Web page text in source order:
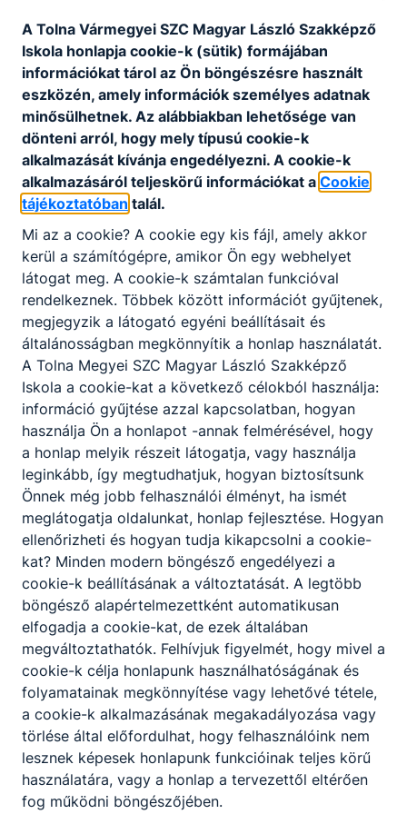
feladatokat. A szakképzettséggel rendelkező
elhelyezkedhet a gazdasági szférában –
elsősorban kis- és középvállalkozásoknál –
ügyintézőként, de akár továbbtanulhat a
gazdasági felsőoktatásban vagy magasabb szintű
képesítést szerezhet, mint pl.: mérlegképes
könyvelő, adótanácsadó, banki szakember,
vámszakember.
KOMPETENCIAELVÁRÁS
Agilis, jó kommunikációs készég,
problémamegoldó- és szervezőképesség,
csapatmunka, felelősségtudat, nyitottság az
informatikai eszközök használatára.
A SZAKKÉPZETTSÉGGEL RENDELKEZŐ
képes ellátni a vállalkozások
működtetéséhez szükséges gazdasági
folyamatok terén a rábízott adminisztratív
feladatokat;
irodai, illetve vezetői asszisztensi
feladatokat lát el;
kapcsolattartáshoz szükséges iratokat,
leveleket, egyéb dokumentumokat készít,
szerkeszt, kezel;
vezeti a vállalkozások nyilvántartásait;
közreműködik a különféle szabályzatok
elkészítésében;
részt vesz egyes ﬁnanszírozási feladatok
adminisztratív részfeladataiban;
feltérképezi és nyomon követi az aktuális
támogatási lehetőségeket;
közreműködik a vállalkozás üzleti tervének
elkészítésében;
A Tolna Vármegyei SZC Magyar László Szakképző
Iskola honlapja cookie-k (sütik) formájában
információkat tárol az Ön böngészésre használt
eszközén, amely információk személyes adatnak
minősülhetnek. Az alábbiakban lehetősége van
dönteni arról, hogy mely típusú cookie-k
alkalmazását kívánja engedélyezni. A cookie-k
alkalmazásáról teljeskörű információkat a Cookie
tájékoztatóban talál.
Mi az a cookie? A cookie egy kis fájl, amely akkor
kerül a számítógépre, amikor Ön egy webhelyet
látogat meg. A cookie-k számtalan funkcióval
rendelkeznek. Többek között információt gyűjtenek,
megjegyzik a látogató egyéni beállításait és
általánosságban megkönnyítik a honlap használatát.
A Tolna Megyei SZC Magyar László Szakképző
Iskola a cookie-kat a következő célokból használja:
információ gyűjtése azzal kapcsolatban, hogyan
használja Ön a honlapot -annak felmérésével, hogy
a honlap melyik részeit látogatja, vagy használja
leginkább, így megtudhatjuk, hogyan biztosítsunk
Önnek még jobb felhasználói élményt, ha ismét
meglátogatja oldalunkat, honlap fejlesztése. Hogyan
ellenőrizheti és hogyan tudja kikapcsolni a cookie-
kat? Minden modern böngésző engedélyezi a
cookie-k beállításának a változtatását. A legtöbb
böngésző alapértelmezettként automatikusan
elfogadja a cookie-kat, de ezek általában
megváltoztathatók. Felhívjuk figyelmét, hogy mivel a
cookie-k célja honlapunk használhatóságának és
folyamatainak megkönnyítése vagy lehetővé tétele,
a cookie-k alkalmazásának megakadályozása vagy
törlése által előfordulhat, hogy felhasználóink nem
lesznek képesek honlapunk funkcióinak teljes körű
használatára, vagy a honlap a tervezettől eltérően
fog működni böngészőjében.